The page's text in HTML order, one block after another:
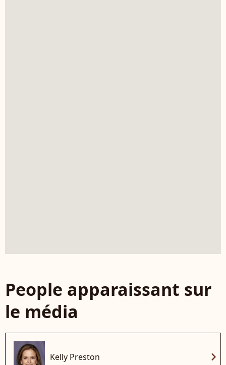
People apparaissant sur
le média
Kelly Preston chevron_right